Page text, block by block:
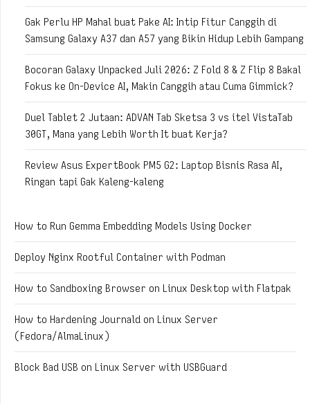
Gak Perlu HP Mahal buat Pake AI: Intip Fitur Canggih di
Samsung Galaxy A37 dan A57 yang Bikin Hidup Lebih Gampang
Bocoran Galaxy Unpacked Juli 2026: Z Fold 8 & Z Flip 8 Bakal
Fokus ke On-Device AI, Makin Canggih atau Cuma Gimmick?
Duel Tablet 2 Jutaan: ADVAN Tab Sketsa 3 vs itel VistaTab
30GT, Mana yang Lebih Worth It buat Kerja?
Review Asus ExpertBook PM5 G2: Laptop Bisnis Rasa AI,
Ringan tapi Gak Kaleng-kaleng
How to Run Gemma Embedding Models Using Docker
Deploy Nginx Rootful Container with Podman
How to Sandboxing Browser on Linux Desktop with Flatpak
How to Hardening Journald on Linux Server
(Fedora/AlmaLinux)
Block Bad USB on Linux Server with USBGuard